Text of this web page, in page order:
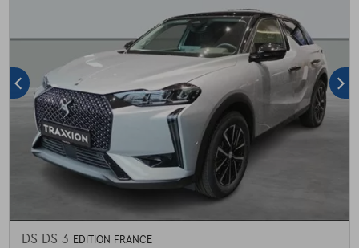
DS DS 3 EDITION FRANCE